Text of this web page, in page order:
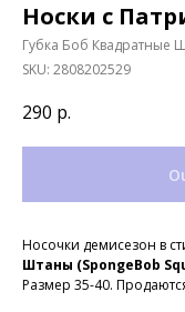
Носки с
Губка Боб Квадратные
SKU: 2808202529
290 р.
Носочки демисезон в
Штаны (SpongeBob
Размер 35-40.